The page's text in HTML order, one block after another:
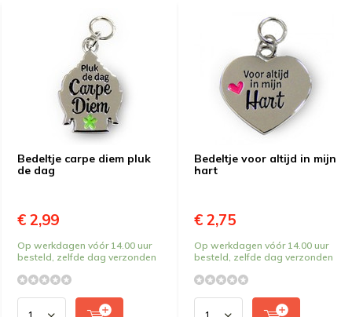
Bedeltje carpe diem pluk
de dag
€ 2,99
Op werkdagen vóór 14.00 uur
besteld, zelfde dag verzonden
Bedeltje voor altijd in mijn
hart
€ 2,75
Op werkdagen vóór 14.00 uur
besteld, zelfde dag verzonden